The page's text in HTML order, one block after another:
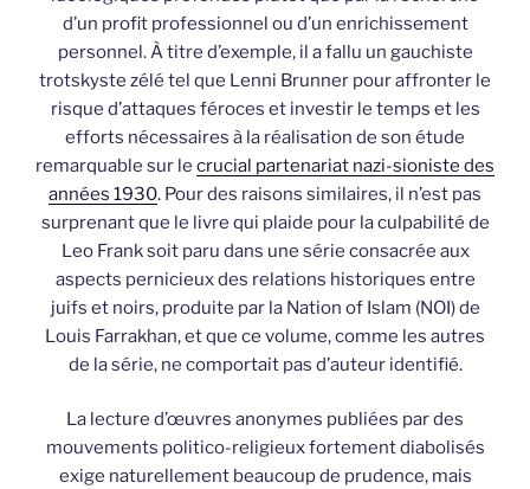
d’un profit professionnel ou d’un enrichissement
personnel. À titre d’exemple, il a fallu un gauchiste
trotskyste zélé tel que Lenni Brunner pour affronter le
risque d’attaques féroces et investir le temps et les
efforts nécessaires à la réalisation de son étude
remarquable sur le crucial partenariat nazi-sioniste des
années 1930. Pour des raisons similaires, il n’est pas
surprenant que le livre qui plaide pour la culpabilité de
Leo Frank soit paru dans une série consacrée aux
aspects pernicieux des relations historiques entre
juifs et noirs, produite par la Nation of Islam (NOI) de
Louis Farrakhan, et que ce volume, comme les autres
de la série, ne comportait pas d’auteur identifié.
La lecture d’œuvres anonymes publiées par des
mouvements politico-religieux fortement diabolisés
exige naturellement beaucoup de prudence, mais